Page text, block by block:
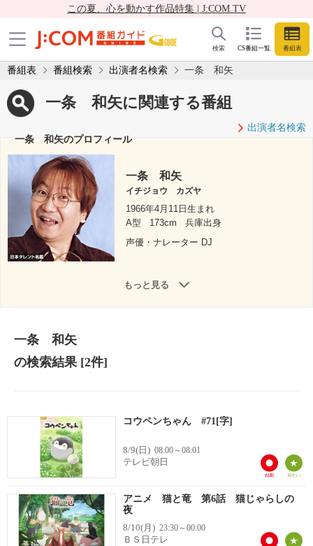
この夏、心を動かす作品特集 | J:COM TV
CS番組一覧 番組表
検索
番組表 番組検索 出演者名検索 一条 和矢
一条 和矢に関連する番組
出演者名検索
一条 和矢のプロフィール
一条 和矢
イチジョウ カズヤ
1966年4月11日生まれ
A型
173cm
兵庫出身
声優・ナレーター DJ
もっと見る
一条 和矢
の検索結果[2件]
コウペンちゃん #71[字]
8/9(日) 08:00～08:01
テレビ朝日
アニメ 猫と竜 第6話 猫じゃらしの
夜
8/10(月) 23:30～00:00
ＢＳ日テレ